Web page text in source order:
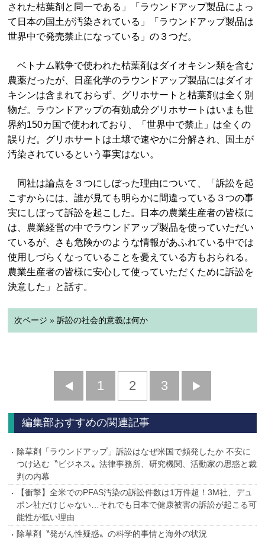
された枯葉剤と同一である」「ラウンドアップ製品によっ
て日本の国土が汚染されている」「ラウンドアップ製品は
世界中で発売禁止になっている」の３つだ。
ベトナム戦争で使われた枯葉剤はダイオキシン類を含む
農薬だったが、日産化学のラウンドアップ製品にはダイオ
キシンは含まれておらず、グリホサートと枯葉剤は全く別
物だ。ラウンドアップの有効成分グリホサートはいまも世
界約150カ国で使われており、「世界中で禁止」は全くの
誤りだ。グリホサートは土壌で速やかに分解され、国土が
汚染されているという事実はない。
同社は論点を３つにしぼった理由について、「訴訟を起
こすからには、誰が見ても明らかに間違っている３つの事
実にしぼって訴訟を起こした。日本の農業生産者の皆様に
は、農業経営の中でラウンドアップ製品を使っていただい
ているが、さも危険かのような情報があふれている中では
使用しづらくなっていることを憂えている方もおられる。
農業生産者の皆様に安心して使っていただくために訴訟を
決意した」と話す。
次ページ » 訴訟の社会的意義は何か
前
へ
1 2 3
へ
編集部おすすめの関連記事
除草剤「ラウンドアップ」訴訟はなぜ米国で頻発したか 不安に
つけ込む〝ビジネス〟法律事務所、研究機関、活動家の思惑と裁
判の内幕
【衝撃】全米でのPFAS汚染の訴訟件数は1万件超！3M社、デュ
ポン社だけじゃない…それでも日本で健康被害の訴訟が起こる可
能性が低い理由
除草剤〝発がん性疑惑〟の科学的事情と海外の状況